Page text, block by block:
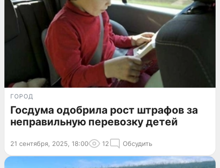
ГОРОД
Госдума одобрила рост штрафов за
неправильную перевозку детей
21 сентября, 2025, 18:00 12 Обсудить